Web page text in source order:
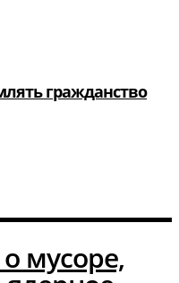
гражданство
мусоре,